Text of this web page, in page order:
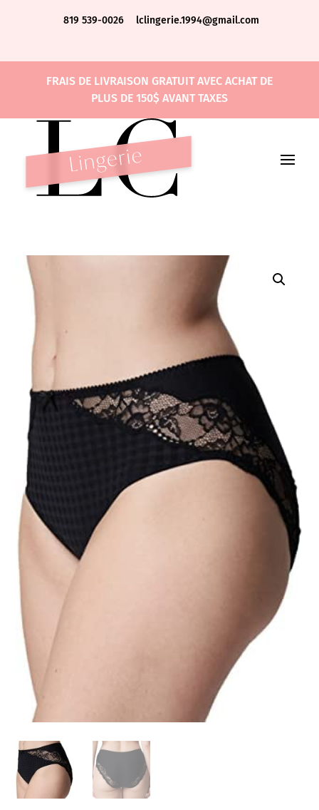
819 539-0026 lclingerie.1994@gmail.com
FRAIS DE LIVRAISON GRATUIT AVEC ACHAT DE
PLUS DE 150$ AVANT TAXES